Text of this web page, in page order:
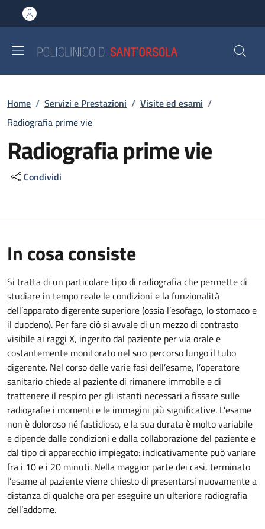
al contenuto principale
to footer content
Briciole di pane
Home / Servizi e Prestazioni / Visite ed esami /
Radiografia prime vie
Radiografia prime vie
Condividi
In cosa consiste
Si tratta di un particolare tipo di radiografia che permette di
studiare in tempo reale le condizioni e la funzionalità
dell’apparato digerente superiore (ossia l’esofago, lo stomaco e
il duodeno). Per fare ciò si avvale di un mezzo di contrasto
visibile ai raggi X, ingerito dal paziente per via orale e
costantemente monitorato nel suo percorso lungo il tubo
digerente. Nel corso delle varie fasi dell’esame, l’operatore
sanitario chiede al paziente di rimanere immobile e di
trattenere il respiro per gli istanti necessari a fissare sulle
radiografie i momenti e le immagini più significative. L’esame
non è doloroso né fastidioso, e la sua durata è molto variabile
e dipende dalle condizioni e dalla collaborazione del paziente e
dal tipo di apparecchio impiegato: indicativamente può variare
fra i 10 e i 20 minuti. Nella maggior parte dei casi, terminato
l’esame al paziente viene chiesto di presentarsi nuovamente a
distanza di qualche ora per eseguire un ulteriore radiografia
dell’addome.